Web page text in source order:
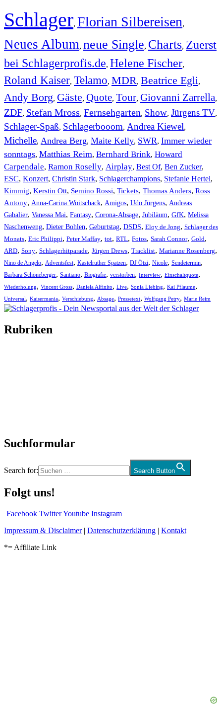
Schlager, Florian Silbereisen,
Neues Album, neue Single, Charts, Zuerst
bei Schlagerprofis.de, Helene Fischer,
Roland Kaiser, Telamo, MDR, Beatrice Egli,
Andy Borg, Gäste, Quote, Tour, Giovanni Zarrella,
ZDF, Stefan Mross, Fernsehgarten, Show, Jürgens TV,
Schlager-Spaß, Schlagerbooom, Andrea Kiewel,
Michelle, Andrea Berg, Maite Kelly, SWR, Immer wieder
sonntags, Matthias Reim, Bernhard Brink, Howard
Carpendale, Ramon Roselly, Airplay, Best Of, Ben Zucker,
ESC, Konzert, Christin Stark, Schlagerchampions, Stefanie Hertel,
Kimmig, Kerstin Ott, Semino Rossi, Tickets, Thomas Anders, Ross
Antony, Anna-Carina Woitschack, Amigos, Udo Jürgens, Andreas
Gabalier, Vanessa Mai, Fantasy, Corona-Absage, Jubiläum, GfK, Melissa
Naschenweng, Dieter Bohlen, Geburtstag, DSDS, Eloy de Jong, Schlager des
Monats, Eric Philippi, Peter Maffay, tot, RTL, Fotos, Sarah Connor, Gold,
ARD, Sony, Schlagerhitparade, Jürgen Drews, Tracklist, Marianne Rosenberg,
Nino de Angelo, Adventsfest, Kastelruther Spatzen, DJ Ötzi, Nicole, Sendetermin,
Barbara Schöneberger, Santiano, Biografie, verstorben, Interview, Einschaltquote,
Wiederholung, Vincent Gross, Daniela Alfinito, Live, Sonia Liebing, Kai Pflaume,
Universal, Kaisermania, Verschiebung, Absage, Pressetext, Wolfgang Petry, Marie Reim
Rubriken
Suchformular
Search for: Search Button
Folgt uns!
Facebook TwitterYoutube Instagram
Impressum & Disclaimer| Datenschutzerklärung | Kontakt
*= Affiliate Link